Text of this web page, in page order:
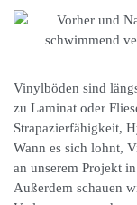
Vinylböden sind
zu Laminat oder
Strapazierfähigkeit,
Wann es sich lohnt,
an unserem Projekt
Außerdem schauen